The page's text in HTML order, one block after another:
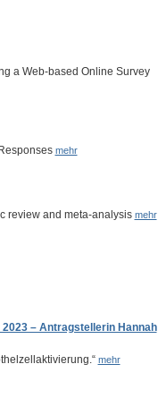
a Web-based Online Survey
mehr
review and meta-analysis mehr
– Antragstellerin Hannah
mehr